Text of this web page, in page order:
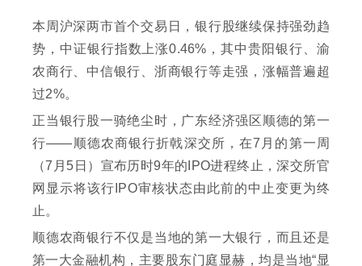
本周沪深两市首个交易日，银行股继续保持强劲趋
势，中证银行指数上涨0.46%，其中贵阳银行、渝
农商行、中信银行、浙商银行等走强，涨幅普遍超
过2%。
正当银行股一骑绝尘时，广东经济强区顺德的第一
行——顺德农商银行折戟深交所，在7月的第一周
（7月5日）宣布历时9年的IPO进程终止，深交所官
网显示将该行IPO审核状态由此前的中止变更为终
止。
顺德农商银行不仅是当地的第一大银行，而且还是
第一大金融机构，主要股东门庭显赫，均是当地“显